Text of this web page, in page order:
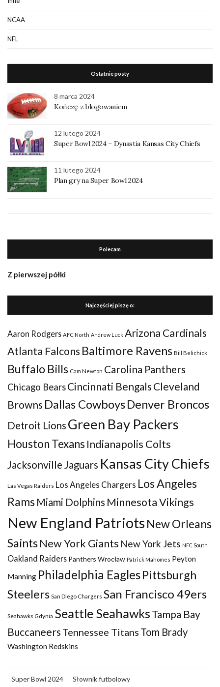
NCAA
NFL
Ostatnie posty
8 marca 2024
Kończę z blogowaniem
12 lutego 2024
Super Bowl 2024 – Dynastia Kansas City Chiefs
11 lutego 2024
Plan gry na Super Bowl 2024
Polecam
Z pierwszej półki
Najczęściej piszę o:
Aaron Rodgers AFC North Andrew Luck Arizona Cardinals
Atlanta Falcons Baltimore Ravens Bill Belichick
Buffalo Bills Cam Newton Carolina Panthers
Chicago BearsCincinnati Bengals Cleveland
Browns Dallas CowboysDenver Broncos
Detroit Lions Green Bay Packers
Houston Texans Indianapolis Colts
Jacksonville Jaguars Kansas City Chiefs
Las Vegas Raiders Los Angeles Chargers Los Angeles
Rams Miami Dolphins Minnesota Vikings
New England Patriots New Orleans
SaintsNew York Giants New York Jets NFC South
Oakland Raiders Panthers Wrocław Patrick Mahomes Peyton
Manning Philadelphia EaglesPittsburgh
Steelers San Diego Chargers San Francisco 49ers
Seahawks Gdynia Seattle Seahawks Tampa Bay
Buccaneers Tennessee Titans Tom Brady
Washington Redskins
Super Bowl 2024
Słownik futbolowy